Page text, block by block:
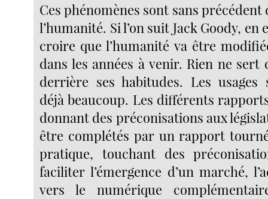
Ces phénomènes sont sans précédent
l’humanité. Si l’on suit Jack Goody,
croire que l’humanité va être
dans les années à venir. Rien ne
derrière ses habitudes. Les usages
déjà beaucoup. Les différents
donnant des préconisations aux
être complétés par un rapport
pratique, touchant des
faciliter l’émergence d’un marché,
vers le numérique